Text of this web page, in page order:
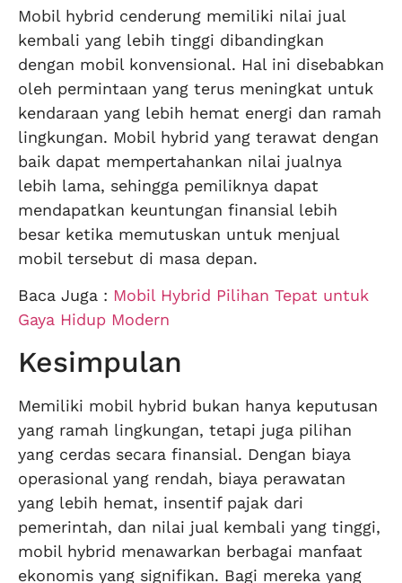
Mobil hybrid cenderung memiliki nilai jual
kembali yang lebih tinggi dibandingkan
dengan mobil konvensional. Hal ini disebabkan
oleh permintaan yang terus meningkat untuk
kendaraan yang lebih hemat energi dan ramah
lingkungan. Mobil hybrid yang terawat dengan
baik dapat mempertahankan nilai jualnya
lebih lama, sehingga pemiliknya dapat
mendapatkan keuntungan finansial lebih
besar ketika memutuskan untuk menjual
mobil tersebut di masa depan.
Baca Juga : Mobil Hybrid Pilihan Tepat untuk
Gaya Hidup Modern
Kesimpulan
Memiliki mobil hybrid bukan hanya keputusan
yang ramah lingkungan, tetapi juga pilihan
yang cerdas secara finansial. Dengan biaya
operasional yang rendah, biaya perawatan
yang lebih hemat, insentif pajak dari
pemerintah, dan nilai jual kembali yang tinggi,
mobil hybrid menawarkan berbagai manfaat
ekonomis yang signifikan. Bagi mereka yang